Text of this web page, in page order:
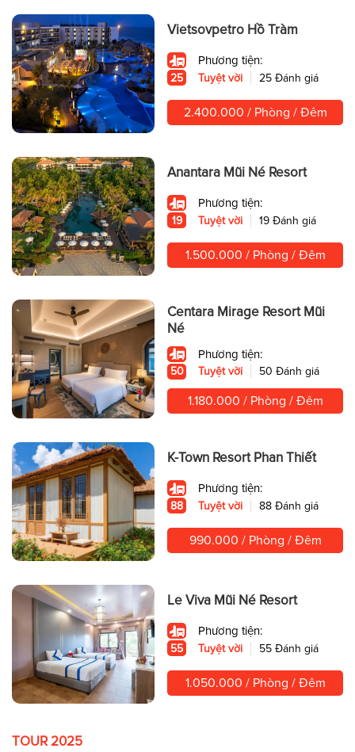
Vietsovpetro Hồ Tràm
Phương tiện:
25 Tuyệt vời 25 Đánh giá
2.400.000 / Phòng / Đêm
Anantara Mũi Né Resort
Phương tiện:
19 Tuyệt vời 19 Đánh giá
1.500.000 / Phòng / Đêm
Centara Mirage Resort Mũi
Né
Phương tiện:
50 Tuyệt vời 50 Đánh giá
1.180.000 / Phòng / Đêm
K-Town Resort Phan Thiết
Phương tiện:
88 Tuyệt vời 88 Đánh giá
990.000 / Phòng / Đêm
Le Viva Mũi Né Resort
Phương tiện:
55 Tuyệt vời 55 Đánh giá
1.050.000 / Phòng / Đêm
TOUR 2025